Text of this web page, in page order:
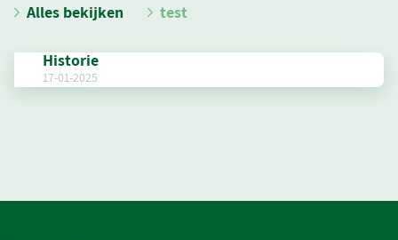
Alles bekijken test
Historie
17-01-2025